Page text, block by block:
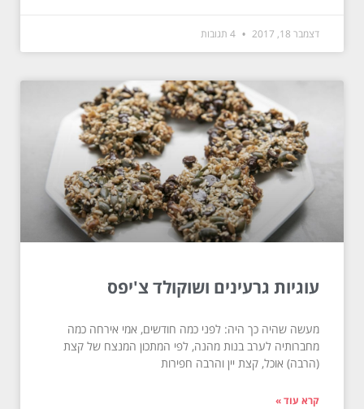
דצמבר 18, 2017
עוגיות גרעינים ושוקולד צ'יפס
מעשה שהיה כך היה: לפני כמה חודשים, אמי אירחה כמה
מחברותיה לערב בנות מהנה, לפי המתכון המנצח של קצת
(הרבה) אוכל, קצת יין והרבה חפירות
קרא עוד »